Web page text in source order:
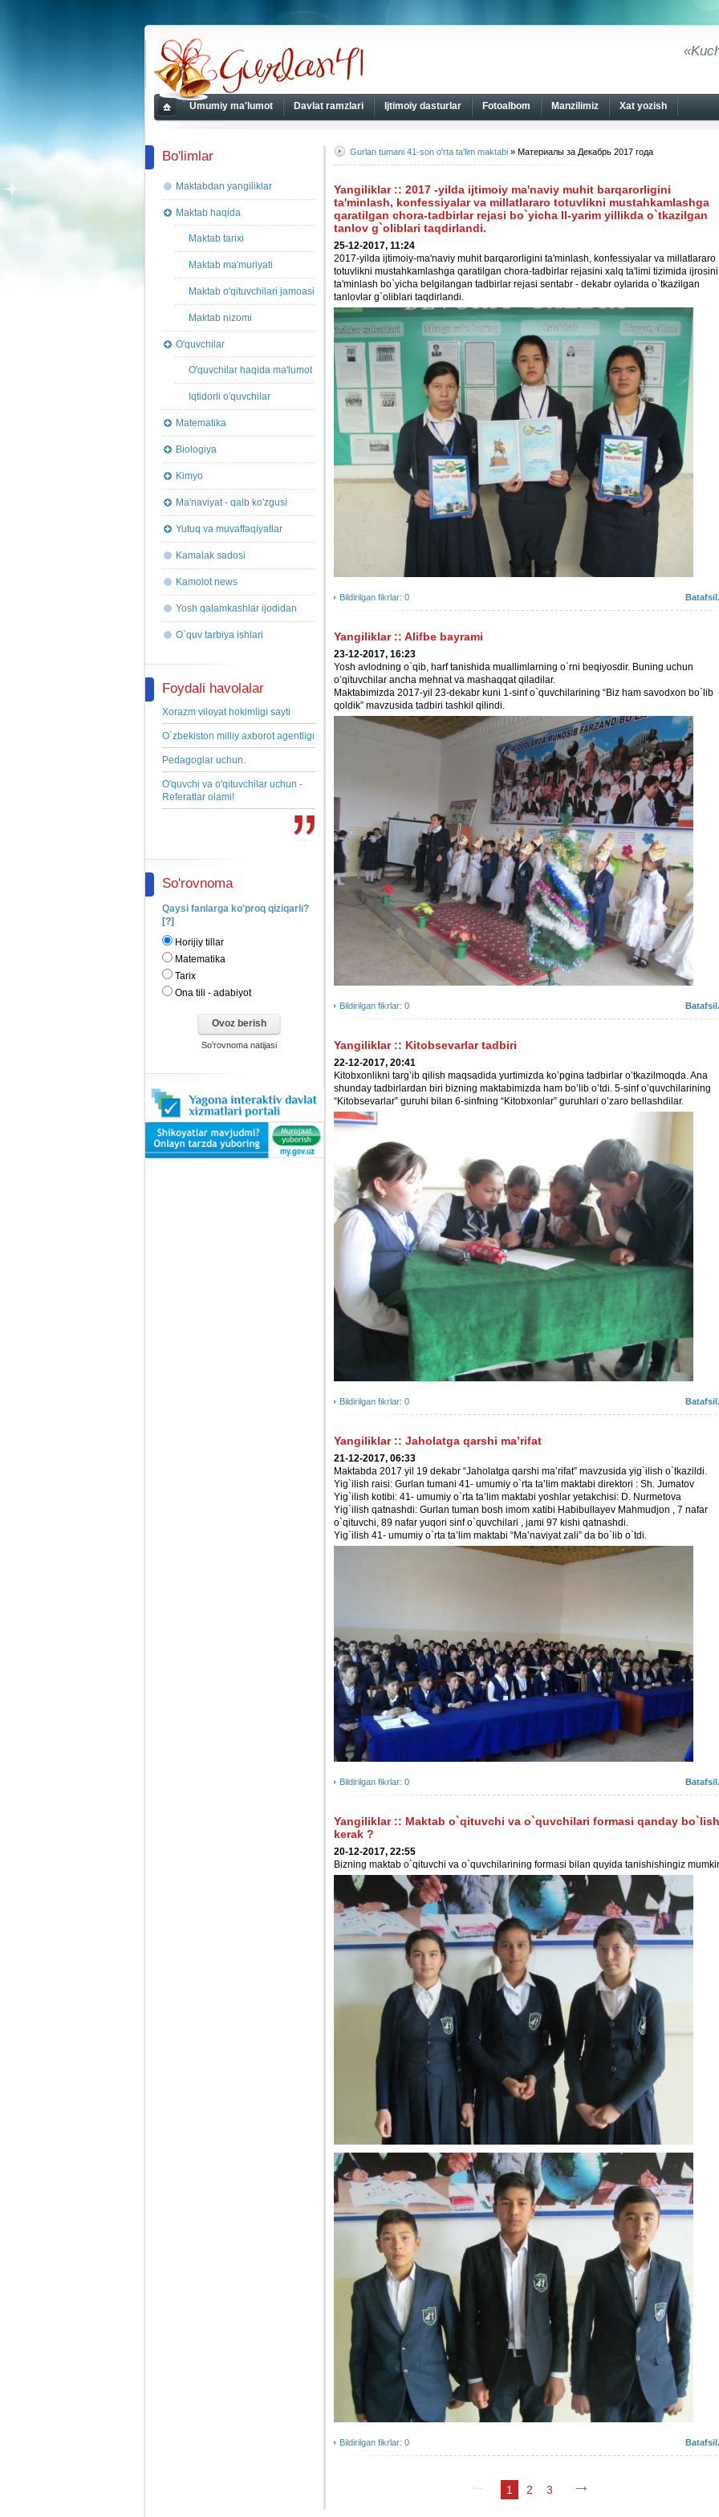
gurlan41.uz
Umumiy ma'lumot Davlat ramzlari Ijtimoiy dasturlar Fotoalbom Manzilimiz Xat yozish
Gurlan tumani 41-son o'rta ta'lim maktabi » Материалы за Декабрь 2017 года
Yangiliklar:: 2017 -yilda ijtimoiy ma'naviy muhit barqarorligini
ta'minlash, konfessiyalar va millatlararo totuvlikni mustahkamlashga
qaratilgan chora-tadbirlar rejasi bo`yicha II-yarim yillikda o`tkazilgan
tanlov g`oliblari taqdirlandi.
25-12-2017, 11:24
2017-yilda ijtimoiy-ma'naviy muhit barqarorligini ta'minlash, konfessiyalar va millatlararo
totuvlikni mustahkamlashga qaratilgan chora-tadbirlar rejasini xalq ta'limi tizimida ijrosini
ta'minlash bo`yicha belgilangan tadbirlar rejasi sentabr - dekabr oylarida o`tkazilgan
tanlovlar g`oliblari taqdirlandi.
Bildirilgan fikrlar: 0
Yangiliklar:: Alifbe bayrami
23-12-2017, 16:23
Yosh avlodning o`qib, harf tanishida muallimlarning o`rni beqiyosdir. Buning uchun
o’qituvchilar ancha mehnat va mashaqqat qiladilar.
Maktabimizda 2017-yil 23-dekabr kuni 1-sinf o`quvchilarining “Biz ham savodxon bo`lib
qoldik” mavzusida tadbiri tashkil qilindi.
Bildirilgan fikrlar: 0
Yangiliklar:: Kitobsevarlar tadbiri
22-12-2017, 20:41
Kitobxonlikni targ’ib qilish maqsadida yurtimizda ko’pgina tadbirlar o’tkazilmoqda. Ana
shunday tadbirlardan biri bizning maktabimizda ham bo’lib o’tdi. 5-sinf o’quvchilarining
“Kitobsevarlar” guruhi bilan 6-sinfning “Kitobxonlar” guruhlari o’zaro bellashdilar.
Bildirilgan fikrlar: 0
Yangiliklar:: Jaholatga qarshi ma’rifat
21-12-2017, 06:33
Maktabda 2017 yil 19 dekabr “Jaholatga qarshi ma’rifat” mavzusida yig`ilish o`tkazildi.
Yig`ilish raisi: Gurlan tumani 41- umumiy o`rta ta’lim maktabi direktori : Sh. Jumatov
Yig`ilish kotibi: 41- umumiy o`rta ta’lim maktabi yoshlar yetakchisi: D. Nurmetova
Yig`ilish qatnashdi: Gurlan tuman bosh imom xatibi Habibullayev Mahmudjon , 7 nafar
o`qituvchi, 89 nafar yuqori sinf o`quvchilari , jami 97 kishi qatnashdi.
Yig`ilish 41- umumiy o`rta ta’lim maktabi “Ma’naviyat zali” da bo`lib o`tdi.
Bildirilgan fikrlar: 0
Yangiliklar:: Maktab o`qituvchi va o`quvchilari formasi qanday
kerak ?
20-12-2017, 22:55
Bizning maktab o`qituvchi va o`quvchilarining formasi bilan quyida tanishishingiz
Bildirilgan fikrlar: 0
1 2 3
Bo'limlar
Maktabdan yangiliklar
Maktab haqida
Maktab tarixi
Maktab ma'muriyati
Maktab o'qituvchilari jamoasi
Maktab nizomi
O'quvchilar
O'quvchilar haqida ma'lumot
Iqtidorli o'quvchilar
Matematika
Biologiya
Kimyo
Ma'naviyat - qalb ko'zgusi
Yutuq va muvaffaqiyatlar
Kamalak sadosi
Kamolot news
Yosh qalamkashlar ijodidan
O`quv tarbiya ishlari
Foydali havolalar
Xorazm viloyat hokimligi sayti
O`zbekiston milliy axborot agentligi
Pedagoglar uchun.
O'quvchi va o'qituvchilar uchun -
Referatlar olami!
So'rovnoma
Qaysi fanlarga ko'proq qiziqarli?
[?]
Horijiy tillar
Matematika
Tarix
Ona tili - adabiyot